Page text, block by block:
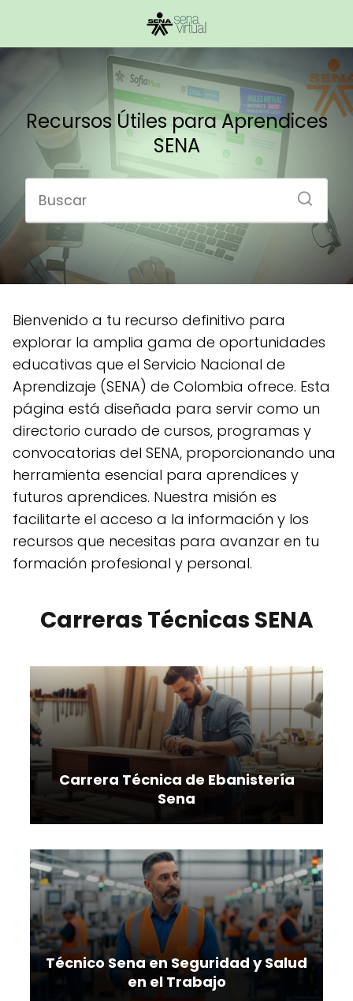
Recursos Útiles para Aprendices
SENA
Bienvenido a tu recurso definitivo para
explorar la amplia gama de oportunidades
educativas que el Servicio Nacional de
Aprendizaje (SENA) de Colombia ofrece. Esta
página está diseñada para servir como un
directorio curado de cursos, programas y
convocatorias del SENA, proporcionando una
herramienta esencial para aprendices y
futuros aprendices. Nuestra misión es
facilitarte el acceso a la información y los
recursos que necesitas para avanzar en tu
formación profesional y personal.
Carreras Técnicas SENA
Carrera Técnica de Ebanistería
Sena
Técnico Sena en Seguridad y Salud
en el Trabajo